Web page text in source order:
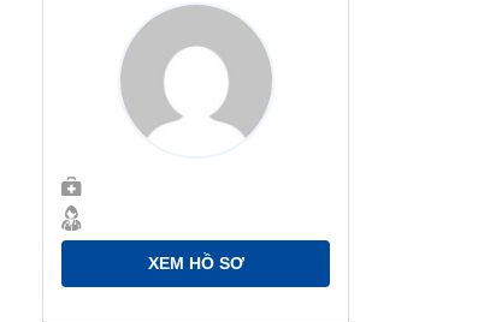
XEM HỒ SƠ